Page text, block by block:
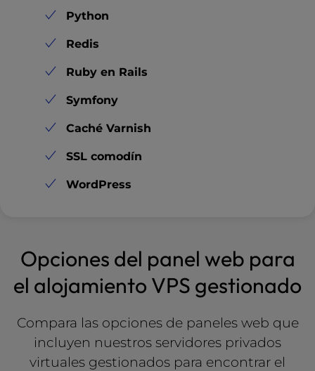
Python
Redis
Ruby en Rails
Symfony
Caché Varnish
SSL comodín
WordPress
Opciones del panel web para
el alojamiento VPS gestionado
Compara las opciones de paneles web que
incluyen nuestros servidores privados
virtuales gestionados para encontrar el